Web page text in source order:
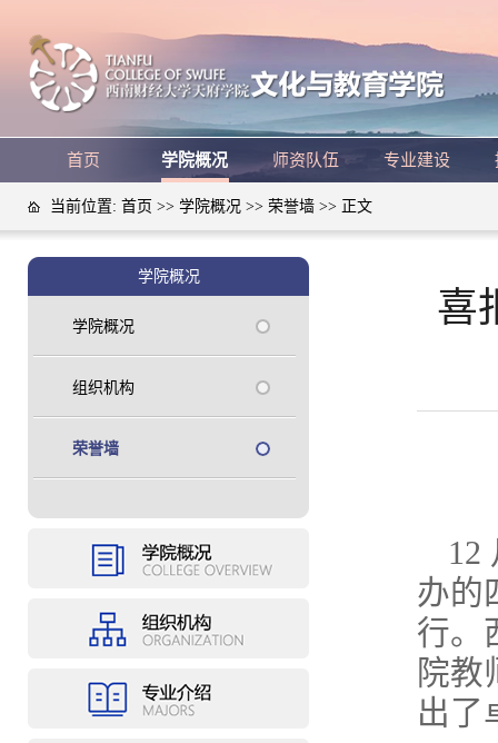
首页 学院概况 师资队伍 专业建设
当前位置: 首页 >> 学院概况 >> 荣誉墙 >> 正文
学院概况
学院概况
组织机构
荣誉墙
喜
12
办的
行。
院教
出了